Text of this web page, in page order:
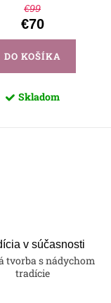
€99
€70
DO KOŠÍKA
Skladom
v súčasnosti
tvorba s nádychom
tradície